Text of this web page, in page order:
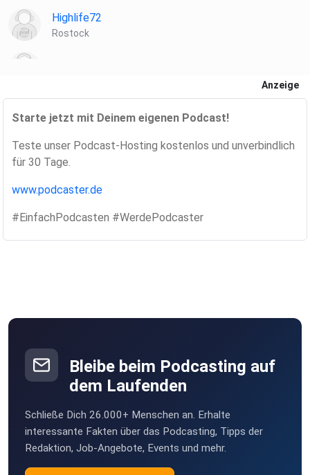
Ihnen gefällt unser Programm? Informationen zu
+++
Unterstützung für apolut kann auch als Kleidung getragen
werden!
https://harlekinshop.com/pages/apolut
Website und Social Media:
Odysee: https://odysee.com/@apolut
Highlife72
Rostock
Vlotho
Scoob
Buxtehude
Annemaria
Anzeige
Starte jetzt mit Deinem eigenen Podcast!
Teste unser Podcast-Hosting kostenlos und unverbindlich
für 30 Tage.
www.podcaster.de
#EinfachPodcasten #WerdePodcaster
Bleibe beim Podcasting auf
dem Laufenden
Schließe Dich 26.000+ Menschen an. Erhalte
interessante Fakten über das Podcasting, Tipps der
Redaktion, Job-Angebote, Events und mehr.